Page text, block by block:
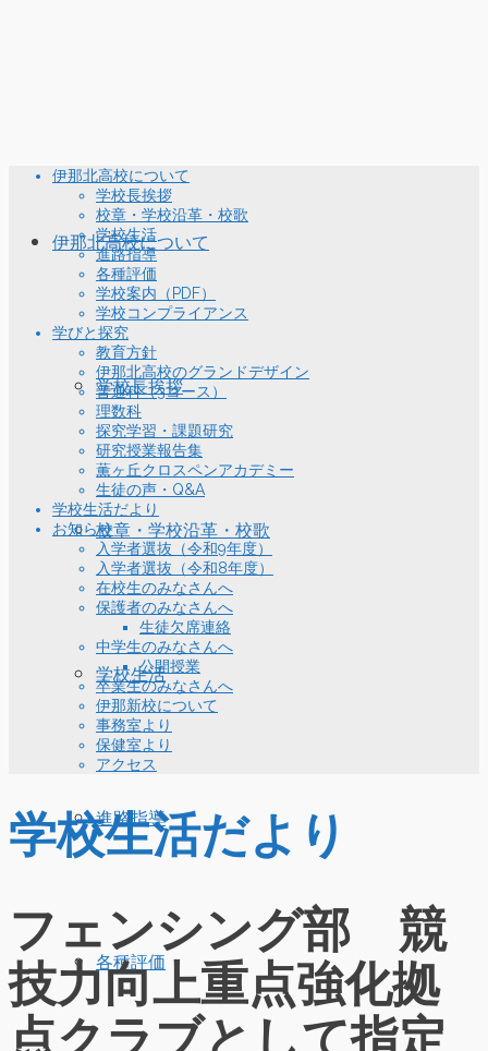
伊那北高校について
学校長挨拶
校章・学校沿革・校歌
学校生活
進路指導
各種評価
伊那北高校について
学校長挨拶
校章・学校沿革・校歌
学校生活
進路指導
各種評価
学校案内（PDF）
学校コンプライアンス
学びと探究
教育方針
伊那北高校のグランドデザイン
普通科（3コース）
理数科
探究学習・課題研究
研究授業報告集
薫ヶ丘クロスペンアカデミー
生徒の声・Q&A
学校生活だより
お知らせ
入学者選抜（令和9年度）
入学者選抜（令和8年度）
在校生のみなさんへ
保護者のみなさんへ
生徒欠席連絡
中学生のみなさんへ
公開授業
卒業生のみなさんへ
伊那新校について
事務室より
保健室より
アクセス
学校生活だより
フェンシング部 競
技力向上重点強化拠
点クラブとして指定